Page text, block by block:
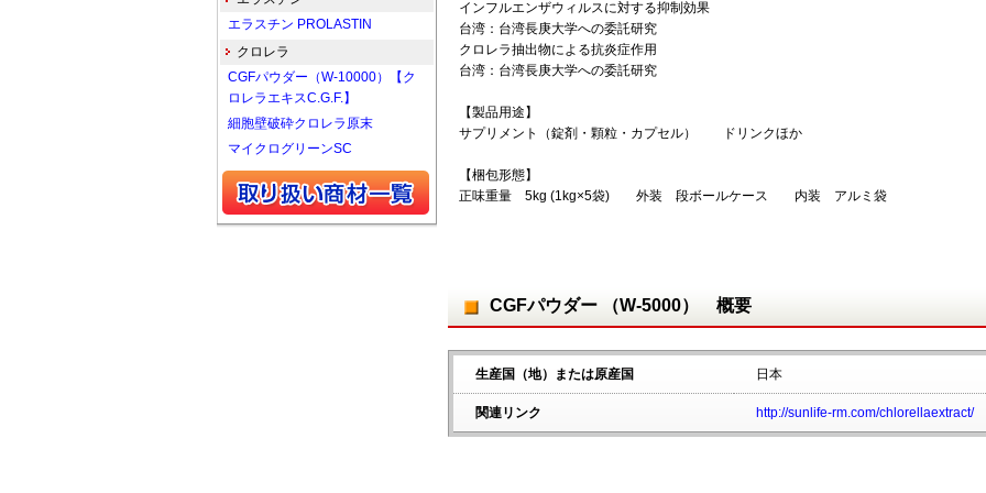
インフルエンザウィルスに対する抑制効果
台湾：台湾長庚大学への委託研究
クロレラ抽出物による抗炎症作用
台湾：台湾長庚大学への委託研究
【製品用途】
サプリメント（錠剤・顆粒・カプセル） ドリンクほか
【梱包形態】
正味重量 5kg (1kg×5袋) 外装 段ボールケース 内装 アルミ袋
CGFパウダー （W-5000） 概要
生産国（地）または原産国 日本
関連リンク http://sunlife-rm.com/chlorellaextract/
エラスチン PROLASTIN
クロレラ
CGFパウダー（W-10000）【ク
ロレラエキスC.G.F.】
細胞壁破砕クロレラ原末
マイクログリーンSC